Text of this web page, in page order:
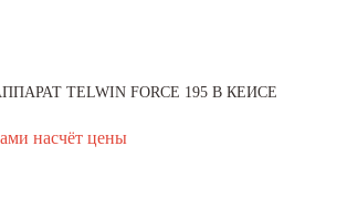
TELWIN FORCE 195 В КЕЙСЕ
насчёт цены